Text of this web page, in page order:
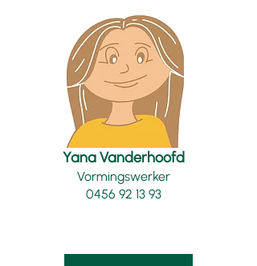
Yana Vanderhoofd
Vormingswerker
0456 92 13 93